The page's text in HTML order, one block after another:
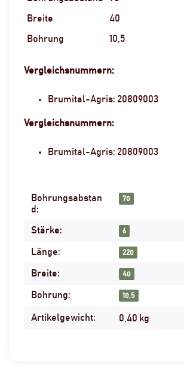
Breite 40
Bohrung 10,5
Vergleichsnummern:
Brumital-Agris: 20809003
Vergleichsnummern:
Brumital-Agris: 20809003
Produkteigenschaft
Wert
Bohrungsabstan
d:
70
Stärke: 6
Länge: 220
Breite: 40
Bohrung: 10,5
Artikelgewicht: 0,40 kg